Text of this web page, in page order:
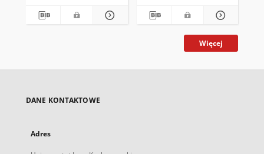
Więcej
DANE KONTAKTOWE
Adres